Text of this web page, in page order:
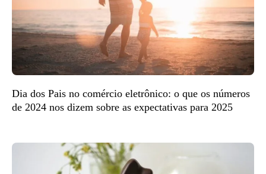
Dia dos Pais no comércio eletrônico: o que os números
de 2024 nos dizem sobre as expectativas para 2025